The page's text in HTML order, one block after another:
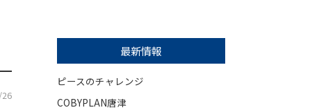
最新情報
ピースのチャレンジ
COBYPLAN唐津